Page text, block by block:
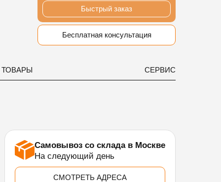
Быстрый заказ
Бесплатная консультация
СЕРВИС
Самовывоз со склада в Москве
На следующий день
СМОТРЕТЬ АДРЕСА